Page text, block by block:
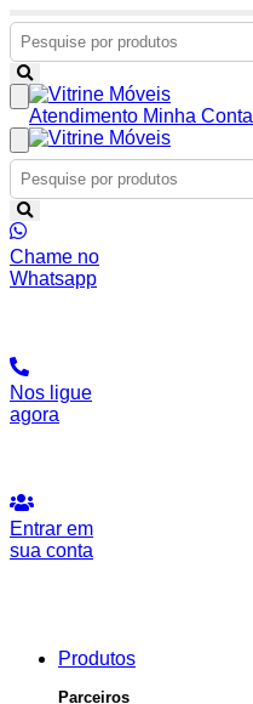
Atendimento Minha Conta
Chame no
Whatsapp
Nos ligue
agora
Entrar em
sua conta
Produtos
Parceiros